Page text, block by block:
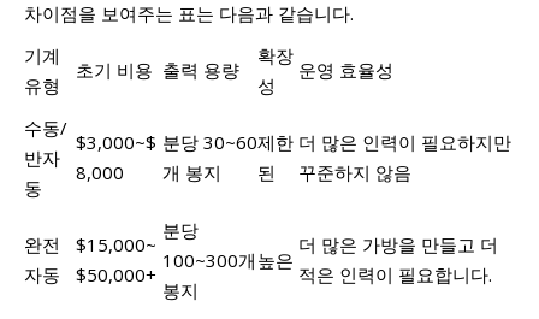
차이점을 보여주는 표는 다음과 같습니다.
기계
유형
초기 비용 출력 용량
확장
성
운영 효율성
수동/
반자
동
$3,000~$
8,000
분당 30~60
개 봉지
제한
된
더 많은 인력이 필요하지만
꾸준하지 않음
완전
자동
$15,000~
$50,000+
분당
100~300개
봉지
높은
더 많은 가방을 만들고 더
적은 인력이 필요합니다.